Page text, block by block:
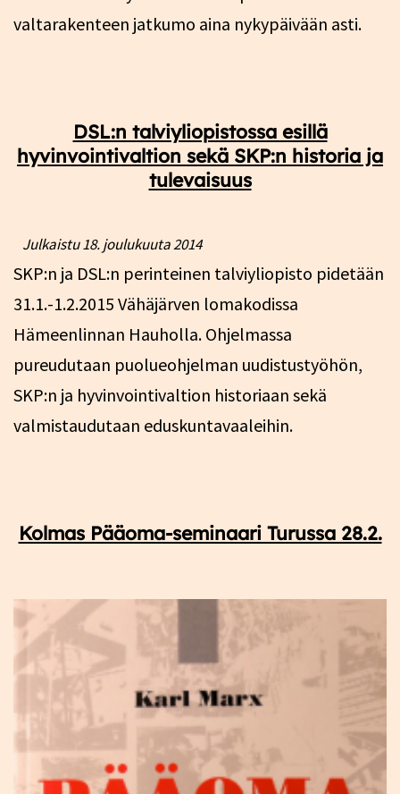
valtarakenteen jatkumo aina nykypäivään asti.
DSL:n talviyliopistossa esillä
hyvinvointivaltion sekä SKP:n historia ja
tulevaisuus
Julkaistu18. joulukuuta 2014
SKP:n ja DSL:n perinteinen talviyliopisto pidetään
31.1.-1.2.2015 Vähäjärven lomakodissa
Hämeenlinnan Hauholla. Ohjelmassa
pureudutaan puolueohjelman uudistustyöhön,
SKP:n ja hyvinvointivaltion historiaan sekä
valmistaudutaan eduskuntavaaleihin.
Kolmas Pääoma-seminaari Turussa 28.2.